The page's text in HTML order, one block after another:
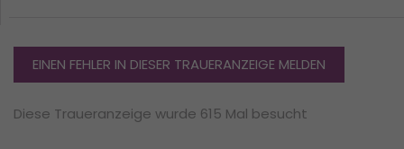
EINEN FEHLER IN DIESER TRAUERANZEIGE MELDEN
Diese Traueranzeige wurde 615 Mal besucht